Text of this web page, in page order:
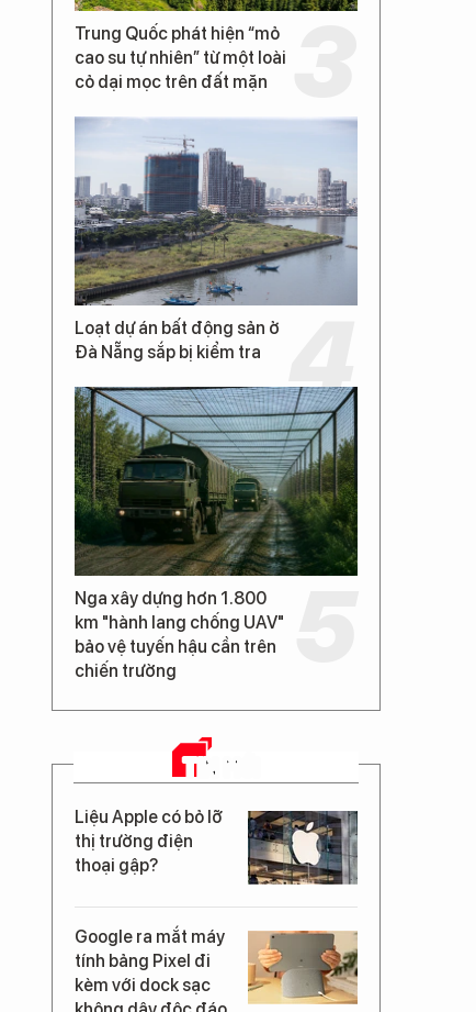
Trung Quốc phát hiện “mỏ
cao su tự nhiên” từ một loài
cỏ dại mọc trên đất mặn
Loạt dự án bất động sản ở
Đà Nẵng sắp bị kiểm tra
Nga xây dựng hơn 1.800
km "hành lang chống UAV"
bảo vệ tuyến hậu cần trên
chiến trường
TIN MỚI
Liệu Apple có bỏ lỡ
thị trường điện
thoại gập?
Google ra mắt máy
tính bảng Pixel đi
kèm với dock sạc